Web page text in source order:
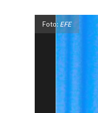
Foto: EFE